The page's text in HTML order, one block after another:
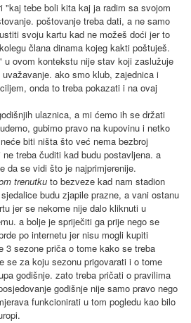
"kaj tebe boli kita kaj ja radim sa svojom
poštovanje treba dati, a ne samo
svoju kartu kad ne možeš doći jer to
člana dinama kojeg kakti poštuješ.
ovom kontekstu nije stav koji zaslužuje
ako smo klub, zajednica i
onda to treba pokazati i na ovaj
ulaznica, a mi ćemo ih se držati
gubimo pravo na kupovinu i netko
biti ništa što već nema bezbroj
treba čuditi kad budu postavljena. a
da se vidi što je najprimjerenije.
trenutku to bezveze kad nam stadion
budu zjapile prazne, a vani ostanu
jer se nekome nije dalo kliknuti u
a bolje je spriječiti ga prije nego se
po internetu jer nisu mogli kupiti
3 sezone priča o tome kako se treba
se za koju sezonu prigovarati i o tome
godišnje. zato treba pričati o pravilima
godišnje nije samo pravo nego
funkcionirati u tom pogledu kao bilo